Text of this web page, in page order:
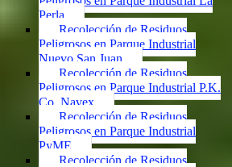
Perla
Recolección de Residuos
Peligrosos en Parque Industrial
Nuevo San Juan
Recolección de Residuos
Peligrosos en Parque Industrial P.K.
Co. Navex
Recolección de Residuos
Peligrosos en Parque Industrial
PyME
Recolección de Residuos